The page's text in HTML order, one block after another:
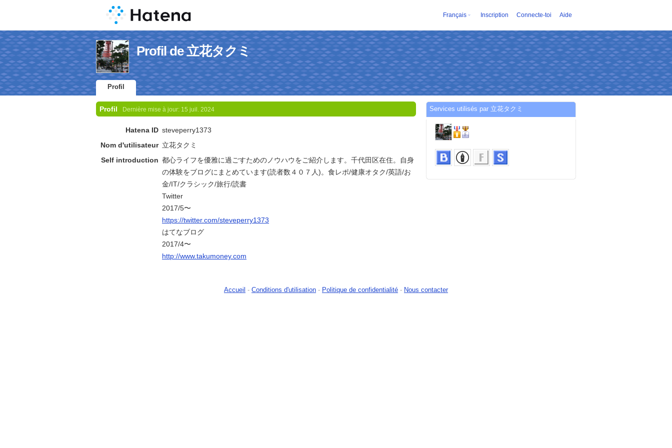
Français Inscription Connecte-toi Aide
Profil de 立花タクミ
Profil
Profil Dernière mise à jour: 15 juil. 2024
Hatena ID steveperry1373
Nom d'utilisateur 立花タクミ
Self introduction 都心ライフを優雅に過ごすためのノウハウをご紹介します。千代田区在住。自身
の体験をブログにまとめています(読者数４０７人)。食レポ/健康オタク/英語/お
金/IT/クラシック/旅行/読書
Twitter
2017/5〜
https://twitter.com/steveperry1373
はてなブログ
2017/4〜
http://www.takumoney.com
Services utilisés par 立花タクミ
Accueil - Conditions d'utilisation - Politique de confidentialité - Nous contacter